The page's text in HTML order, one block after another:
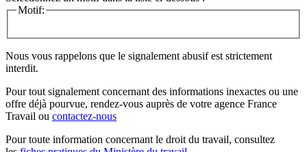
Motif:
Nous vous rappelons que le signalement abusif est strictement
interdit.
Pour tout signalement concernant des informations inexactes ou une
offre déjà pourvue, rendez-vous auprès de votre agence France
Travail ou contactez-nous
Pour toute information concernant le droit du travail, consultez